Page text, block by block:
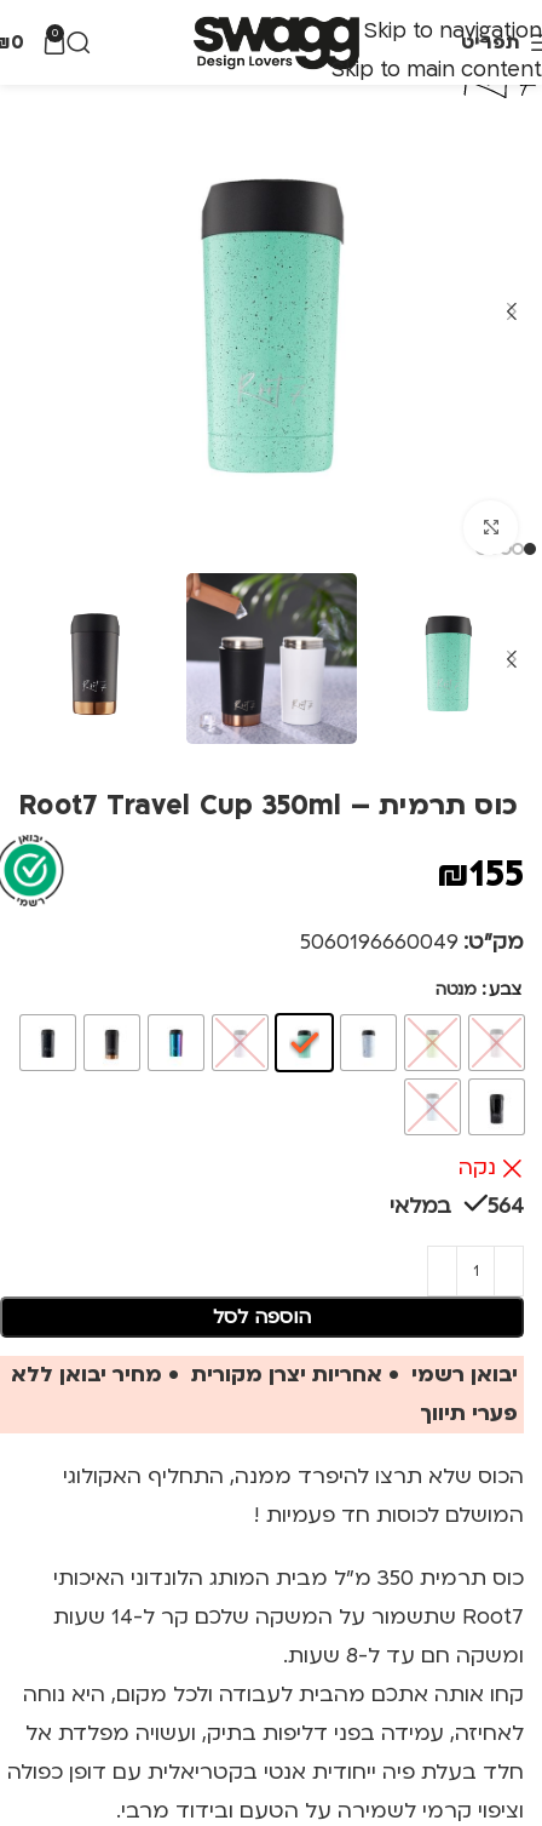
Skip to navigation
Skip to main content
תפריט 0
0
כוס תרמית – Root7 Travel Cup 350ml
₪155
מק"ט: 5060196660049
צבע מנטה
נקה
564 במלאי
הוספה לסל
יבואן רשמי • אחריות יצרן מקורית • מחיר יבואן ללא
פערי תיווך
הכוס שלא תרצו להיפרד ממנה, התחליף האקולוגי
המושלם לכוסות חד פעמיות !
כוס תרמית 350 מ"ל מבית המותג הלונדוני האיכותי
Root7 שתשמור על המשקה שלכם קר ל-14 שעות
ומשקה חם עד ל-8 שעות.
קחו אותה אתכם מהבית לעבודה ולכל מקום, היא נוחה
לאחיזה, עמידה בפני דליפות בתיק, ועשויה מפלדת אל
חלד בעלת פיה ייחודית אנטי בקטריאלית עם דופן כפולה
וציפוי קרמי לשמירה על הטעם ובידוד מרבי.